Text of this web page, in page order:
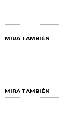
MIRA TAMBIÉN
MIRA TAMBIÉN